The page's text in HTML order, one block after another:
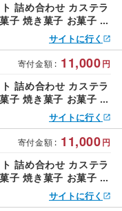
詰め合わせ カステラ
子 焼き菓子 お菓子 菓
テラ ギフト 贈り物 プ
サイトに行く
寄付金額 : 11,000円
詰め合わせ カステラ
子 焼き菓子 お菓子 菓
テラ ギフト 贈り物 プ
サイトに行く
寄付金額 : 11,000円
詰め合わせ カステラ
子 焼き菓子 お菓子 菓
テラ ギフト 贈り物 プ
サイトに行く